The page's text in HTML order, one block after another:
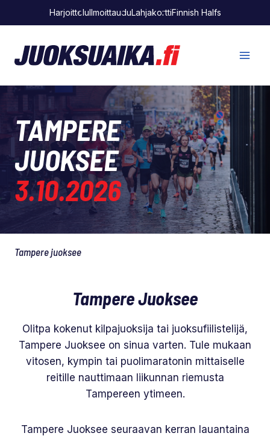
sisältöön
HarjoitteluIlmoittauduLahjakorttiFinnish Halfs
TAMPERE
JUOKSEE
3.10.2026
Tampere juoksee
Tampere Juoksee
Olitpa kokenut kilpajuoksija tai juoksufiilistelijä,
Tampere Juoksee on sinua varten. Tule mukaan
vitosen, kympin tai puolimaratonin mittaiselle
reitille nauttimaan liikunnan riemusta
Tampereen ytimeen.
Tampere Juoksee seuraavan kerran lauantaina